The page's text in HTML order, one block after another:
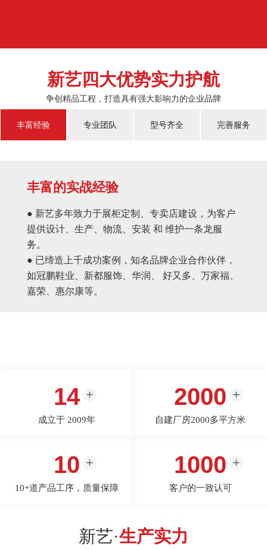
新艺四大优势实力护航
争创精品工程，打造具有强大影响力的企业品牌
丰富经验 专业团队 型号齐全 完善服务
丰富的实战经验
● 新艺多年致力于展柜定制、专卖店建设，为客户
提供设计、生产、物流、安装 和 维护一条龙服
务。
● 已缔造上千成功案例，知名品牌企业合作伙伴，
如冠鹏鞋业、新都服饰、华润、 好又多、万家福、
嘉荣、惠尔康等。
14
成立于 2009年
2000
自建厂房2000多平方米
10
10+道产品工序，质量保障
1000
客户的一致认可
新艺·生产实力